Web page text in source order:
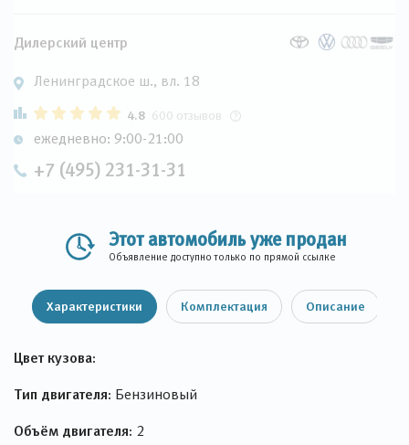
Дилерский центр
Ленинградское ш., вл. 18
4.8 600 отзывов
ежедневно: 9:00-21:00
+7 (495) 231-31-31
Этот автомобиль уже продан
Объявление доступно только по прямой ссылке
Характеристики Комплектация Описание
Цвет кузова:
Тип двигателя: Бензиновый
Объём двигателя: 2